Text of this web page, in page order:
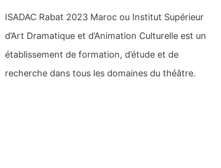
ISADAC Rabat 2023 Maroc ou Institut Supérieur
d’Art Dramatique et d’Animation Culturelle est un
établissement de formation, d’étude et de
recherche dans tous les domaines du théâtre.